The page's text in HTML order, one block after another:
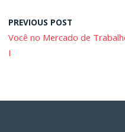
PREVIOUS POST
Você no Mercado de
I